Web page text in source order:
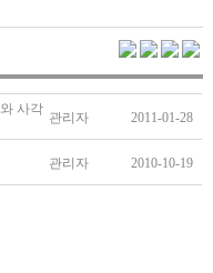
사각
관리자 2011-01-28
관리자 2010-10-19